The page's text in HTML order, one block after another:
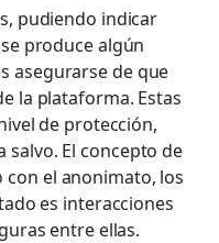
pudiendo indicar
produce algún
asegurarse de que
la plataforma. Estas
de protección,
El concepto de
con el anonimato, los
es interacciones
entre ellas.